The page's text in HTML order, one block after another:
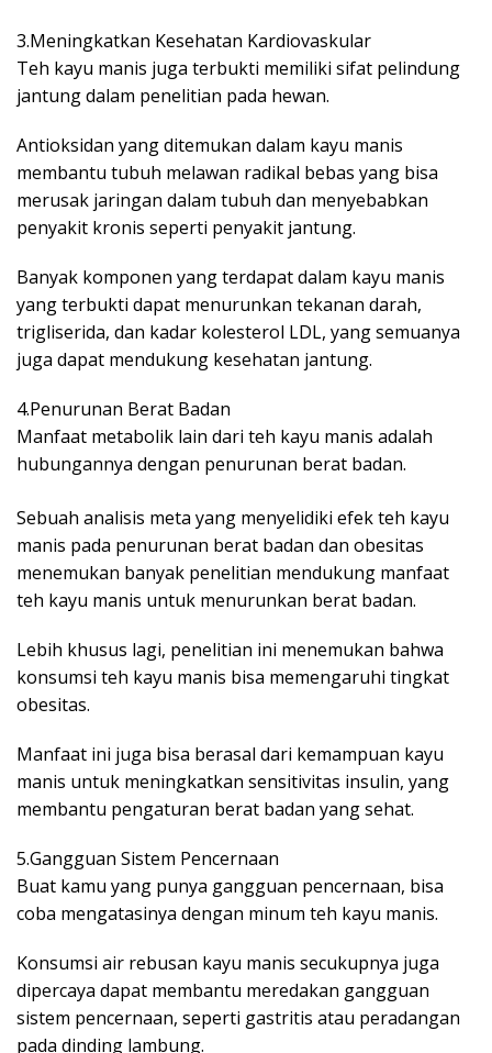
3.Meningkatkan Kesehatan Kardiovaskular
Teh kayu manis juga terbukti memiliki sifat pelindung
jantung dalam penelitian pada hewan.
Antioksidan yang ditemukan dalam kayu manis
membantu tubuh melawan radikal bebas yang bisa
merusak jaringan dalam tubuh dan menyebabkan
penyakit kronis seperti penyakit jantung.
Banyak komponen yang terdapat dalam kayu manis
yang terbukti dapat menurunkan tekanan darah,
trigliserida, dan kadar kolesterol LDL, yang semuanya
juga dapat mendukung kesehatan jantung.
4.Penurunan Berat Badan
Manfaat metabolik lain dari teh kayu manis adalah
hubungannya dengan penurunan berat badan.
Sebuah analisis meta yang menyelidiki efek teh kayu
manis pada penurunan berat badan dan obesitas
menemukan banyak penelitian mendukung manfaat
teh kayu manis untuk menurunkan berat badan.
Lebih khusus lagi, penelitian ini menemukan bahwa
konsumsi teh kayu manis bisa memengaruhi tingkat
obesitas.
Manfaat ini juga bisa berasal dari kemampuan kayu
manis untuk meningkatkan sensitivitas insulin, yang
membantu pengaturan berat badan yang sehat.
5.Gangguan Sistem Pencernaan
Buat kamu yang punya gangguan pencernaan, bisa
coba mengatasinya dengan minum teh kayu manis.
Konsumsi air rebusan kayu manis secukupnya juga
dipercaya dapat membantu meredakan gangguan
sistem pencernaan, seperti gastritis atau peradangan
pada dinding lambung.